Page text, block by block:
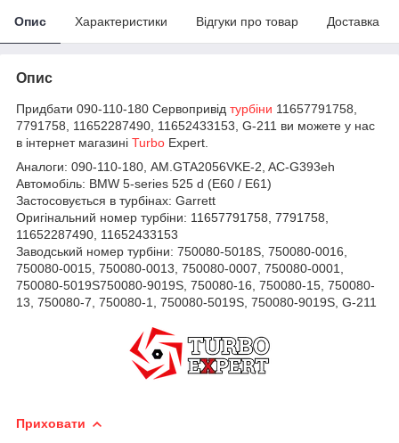
Опис Характеристики Відгуки про товар Доставка
Опис
Придбати 090-110-180 Сервопривід турбіни 11657791758,
7791758, 11652287490, 11652433153, G-211 ви можете у нас
в інтернет магазині Turbo Expert.
Аналоги: 090-110-180, AM.GTA2056VKE-2, AC-G393eh
Автомобіль: BMW 5-series 525 d (E60 / E61)
Застосовується в турбінах: Garrett
Оригінальний номер турбіни: 11657791758, 7791758,
11652287490, 11652433153
Заводський номер турбіни: 750080-5018S, 750080-0016,
750080-0015, 750080-0013, 750080-0007, 750080-0001,
750080-5019S750080-9019S, 750080-16, 750080-15, 750080-
13, 750080-7, 750080-1, 750080-5019S, 750080-9019S, G-211
Приховати